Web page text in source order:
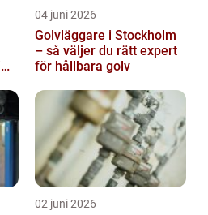
04 juni 2026
Golvläggare i Stockholm
– så väljer du rätt expert
för hållbara golv
02 juni 2026